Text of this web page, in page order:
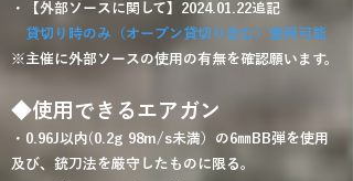
・【外部ソースに関して】2024.01.22追記
貸切り時のみ（オープン貸切り含む）使用可能
※主催に外部ソースの使用の有無を確認願います。
◆使用できるエアガン
・0.96J以内(0.2g 98m/s未満）の6㎜BB弾を使用
及び、銃刀法を厳守したものに限る。